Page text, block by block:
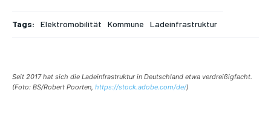
Tags: Elektromobilität Kommune Ladeinfrastruktur
Seit 2017 hat sich die Ladeinfrastruktur in Deutschland etwa verdreißigfacht.
(Foto: BS/Robert Poorten, https://stock.adobe.com/de/)